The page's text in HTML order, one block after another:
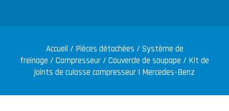
Accueil / Pièces détachées / Système de
freinage / Compresseur / Couvercle de soupape / Kit de
joints de culasse compresseur | Mercedes-Benz